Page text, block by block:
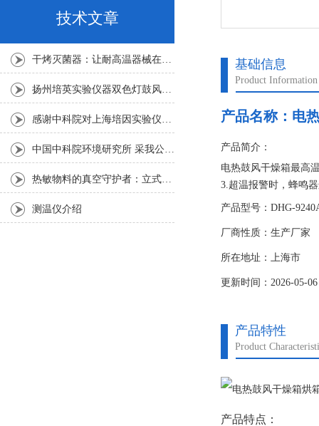
基础信息
Product Information
产品名称： 电
产品简介：
电热鼓风干燥箱最高
3.超温报警时，蜂鸣
4．蜂鸣器鸣叫时可按
产品型号：DHG-
厂商性质：生产厂家
所在地址：上海市
更新时间：2026-05-06
产品特性
Product
产品特点：
技术文章
干烤灭菌器：让耐高温器械在无水高温中重获无菌新生
扬州培英实验仪器双色灯鼓风干燥箱
感谢中科院对上海培因实验仪器的认可
中国中科院环境研究所 采我公司仪器300L人工气候箱 实验效果获高度评价
热敏物料的真空守护者：立式真空干燥箱选购指南
测温仪介绍